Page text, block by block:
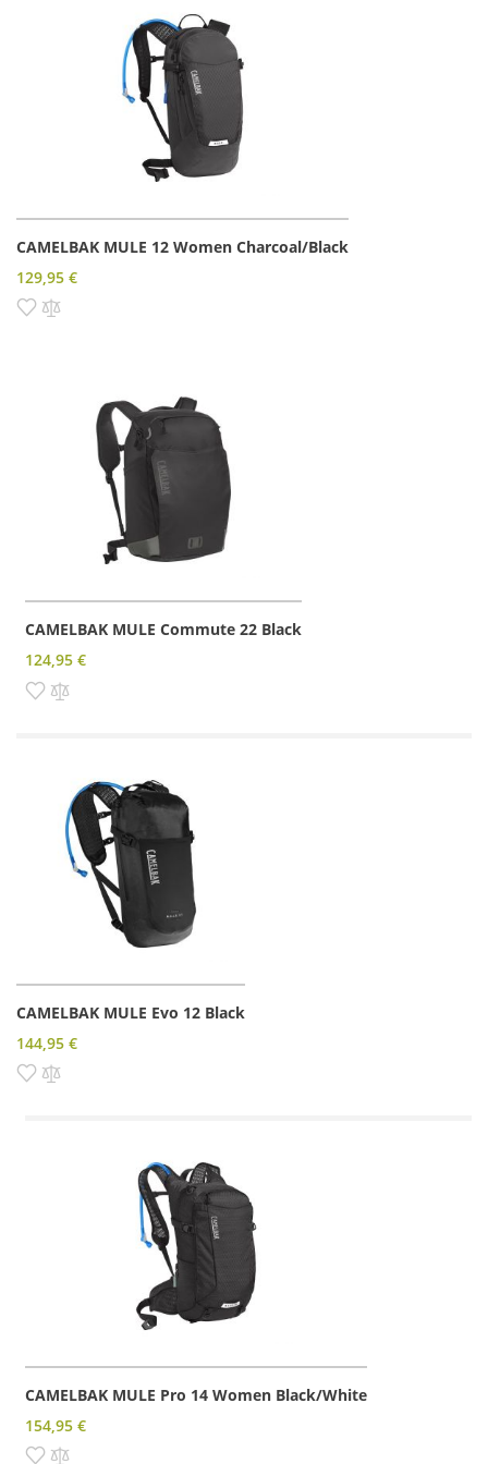
CAMELBAK MULE 12 Women Charcoal/Black
129,95 €
Pridať do zoznamu prianí
CAMELBAK MULE Commute 22 Black
124,95 €
Pridať do zoznamu prianí
CAMELBAK MULE Evo 12 Black
144,95 €
Pridať do zoznamu prianí
CAMELBAK MULE Pro 14 Women Black/White
154,95 €
Pridať do zoznamu prianí